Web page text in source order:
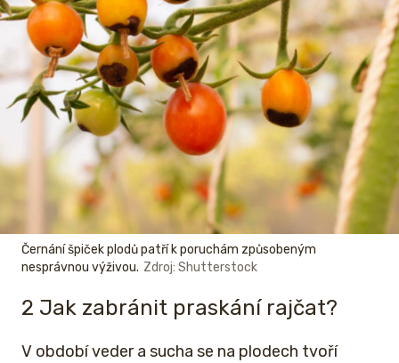
Černání špiček plodů patří k poruchám způsobeným
nesprávnou výživou. Zdroj: Shutterstock
2 Jak zabránit praskání rajčat?
V období veder a sucha se na plodech tvoří